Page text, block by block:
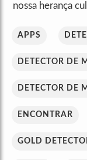
nossa herança
APPS
DETECTOR DE
DETECTOR DE
ENCONTRAR
GOLD